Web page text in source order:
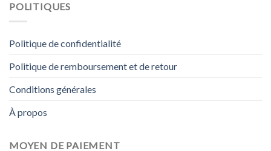
POLITIQUES
Politique de confidentialité
Politique de remboursement et de retour
Conditions générales
À propos
MOYEN DE PAIEMENT